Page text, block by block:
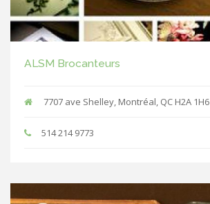
ALSM Brocanteurs
7707 ave Shelley, Montréal, QC H2A 1H6
514 214 9773